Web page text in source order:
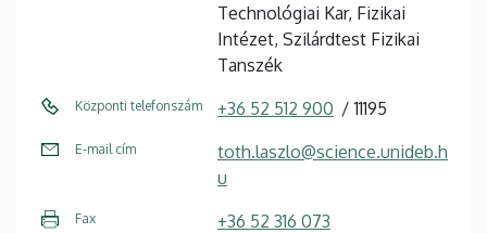
Technológiai Kar, Fizikai
Intézet, Szilárdtest Fizikai
Tanszék
Központi telefonszám +36 52 512 900 11195
E-mail cím
toth.laszlo@science.unideb.h
u
Fax +36 52 316 073